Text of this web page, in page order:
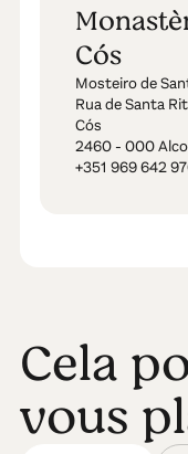
Cós
Mosteiro de
Rua de Santa
Cós
2460 - 000
+351 969 642
Cela
vous